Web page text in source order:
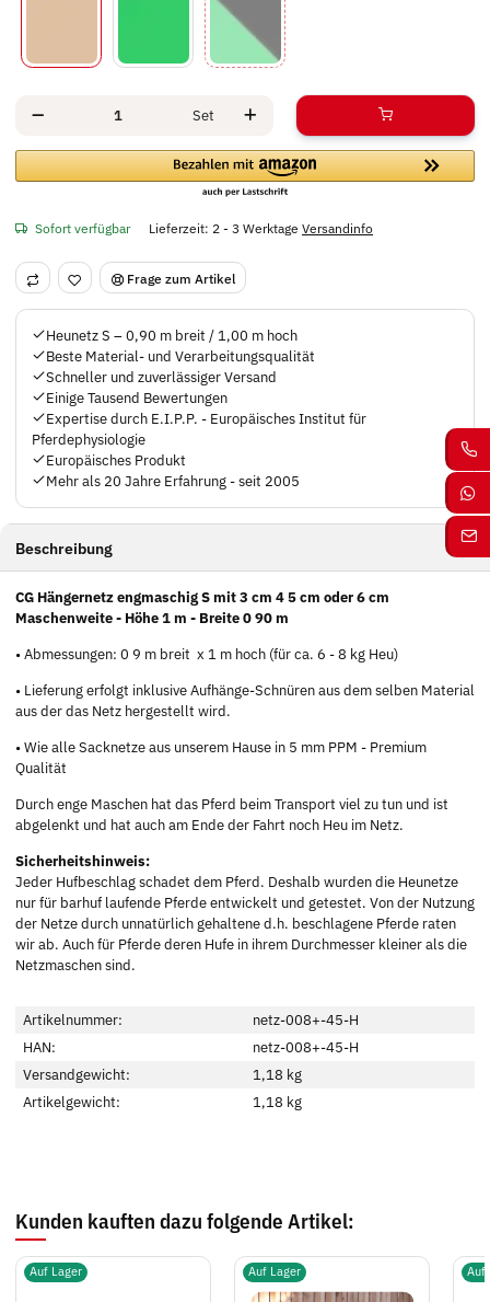
Set
Sofort verfügbar Lieferzeit: 2 - 3 Werktage Versandinfo
Frage zum Artikel
Heunetz S – 0,90 m breit / 1,00 m hoch
Beste Material- und Verarbeitungsqualität
Schneller und zuverlässiger Versand
Einige Tausend Bewertungen
Expertise durch E.I.P.P. - Europäisches Institut für
Pferdephysiologie
Europäisches Produkt
Mehr als 20 Jahre Erfahrung - seit 2005
Beschreibung
CG Hängernetz engmaschig S mit 3 cm 4 5 cm oder 6 cm
Maschenweite - Höhe 1 m - Breite 0 90 m
• Abmessungen: 0 9 m breit x 1 m hoch (für ca. 6 - 8 kg Heu)
• Lieferung erfolgt inklusive Aufhänge-Schnüren aus dem selben Material
aus der das Netz hergestellt wird.
• Wie alle Sacknetze aus unserem Hause in 5 mm PPM - Premium
Qualität
Durch enge Maschen hat das Pferd beim Transport viel zu tun und ist
abgelenkt und hat auch am Ende der Fahrt noch Heu im Netz.
Sicherheitshinweis:
Jeder Hufbeschlag schadet dem Pferd. Deshalb wurden die Heunetze
nur für barhuf laufende Pferde entwickelt und getestet. Von der Nutzung
der Netze durch unnatürlich gehaltene d.h. beschlagene Pferde raten
wir ab. Auch für Pferde deren Hufe in ihrem Durchmesser kleiner als die
Netzmaschen sind.
Artikelnummer:
netz-008+-45-H
HAN:
netz-008+-45-H
Versandgewicht:
1,18 kg
Artikelgewicht:
1,18 kg
Kunden kauften dazu folgende Artikel:
Auf Lager Auf Lager Auf